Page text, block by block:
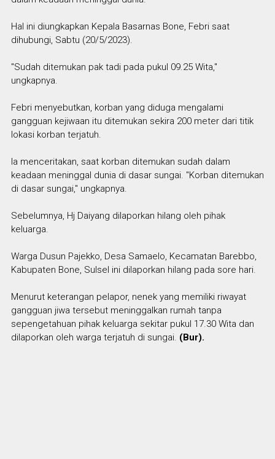
Hal ini diungkapkan Kepala Basarnas Bone, Febri saat
dihubungi, Sabtu (20/5/2023).
"Sudah ditemukan pak tadi pada pukul 09.25 Wita,"
ungkapnya.
Febri menyebutkan, korban yang diduga mengalami
gangguan kejiwaan itu ditemukan sekira 200 meter dari titik
lokasi korban terjatuh.
Ia menceritakan, saat korban ditemukan sudah dalam
keadaan meninggal dunia di dasar sungai. "Korban ditemukan
di dasar sungai," ungkapnya.
Sebelumnya, Hj Daiyang dilaporkan hilang oleh pihak
keluarga.
Warga Dusun Pajekko, Desa Samaelo, Kecamatan Barebbo,
Kabupaten Bone, Sulsel ini dilaporkan hilang pada sore hari.
Menurut keterangan pelapor, nenek yang memiliki riwayat
gangguan jiwa tersebut meninggalkan rumah tanpa
sepengetahuan pihak keluarga sekitar pukul 17.30 Wita dan
dilaporkan oleh warga terjatuh di sungai. (Bur).